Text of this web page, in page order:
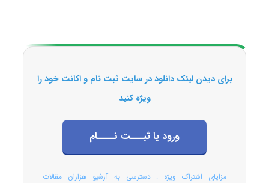
برای دیدن لینک دانلود در سایت ثبت نام و اکانت خود را
ویژه کنید
ورود یا ثبـــت نــــام
مزایای اشتراک ویژه : دسترسی به آرشیو هزاران مقالات